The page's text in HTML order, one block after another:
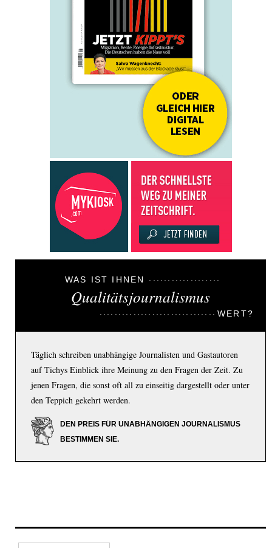
WAS IST IHNEN
Qualitätsjournalismus
WERT?
Täglich schreiben unabhängige Journalisten und Gastautoren
auf Tichys Einblick ihre Meinung zu den Fragen der Zeit. Zu
jenen Fragen, die sonst oft all zu einseitig dargestellt oder unter
den Teppich gekehrt werden.
DEN PREIS FÜR UNABHÄNGIGEN JOURNALISMUS
BESTIMMEN SIE.